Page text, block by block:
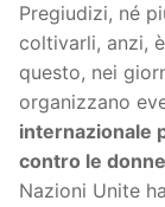
Pregiudizi, né
coltivarli, anzi,
questo, nei
organizzano
internazionale
contro le donne
Nazioni Unite